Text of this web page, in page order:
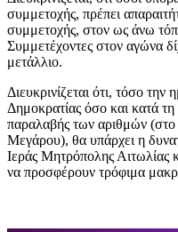
συμμετοχής, πρέπει
συμμετοχής, στον ως άνω
Συμμετέχοντες στον αγώνα
μετάλλιο.
Διευκρινίζεται ότι, τόσο
Δημοκρατίας όσο και κατά
παραλαβής των αριθμών (στο
Μεγάρου), θα υπάρχει η
Ιεράς Μητρόπολης Αιτωλίας
να προσφέρουν τρόφιμα